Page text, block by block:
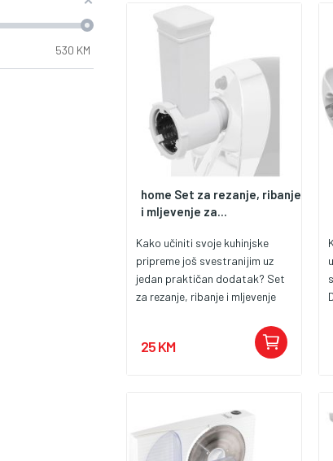
530 KM
home Set za rezanje, ribanje
i mljevenje za...
Kako učiniti svoje kuhinjske
pripreme još svestranijim uz
jedan praktičan dodatak? Set
za rezanje, ribanje i mljevenje
rješenje ako želite nadograditi
svoj mašina za mljevenje HOME
različita nastavka koja vam
omogućavaju brzo i
jednostavno rezanje, ribanje ili
25 KM